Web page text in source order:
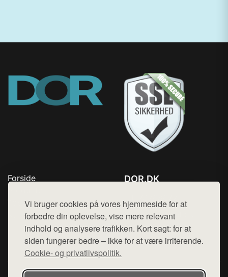
Vi bruger cookies på vores hjemmeside for at
forbedre din oplevelse, vise mere relevant
indhold og analysere trafikken. Kort sagt: for at
siden fungerer bedre – ikke for at være irriterende.
Cookie- og privatlivspolitik.
Forside
Top Rabatter
Kontakt
DOR.DK
Mail: hej@want.dk
Cookie- og privatlivspolitik